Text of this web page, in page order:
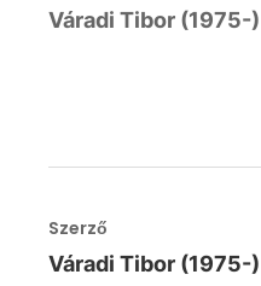
Váradi Tibor (1975-)
Szerző
Váradi Tibor (1975-)